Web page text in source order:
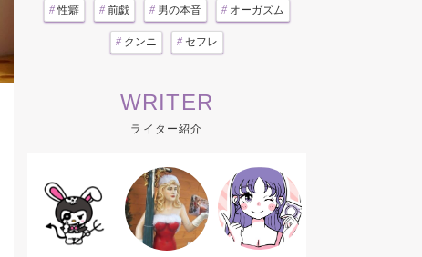
# 性癖 # 前戯 # 男の本音 # オーガズム
# クンニ # セフレ
WRITER
ライター紹介